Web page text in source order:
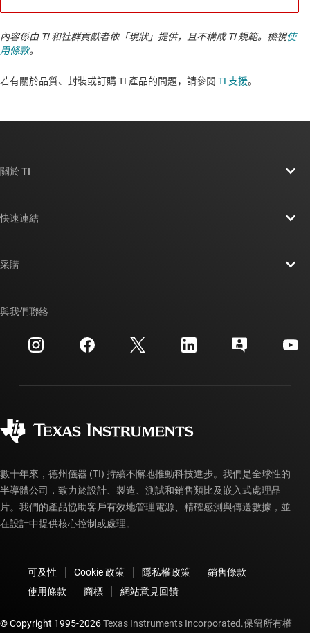
內容係由 TI 和社群貢獻者依「現狀」提供，且不構成 TI 規範。檢視使
用條款。
若有關於品質、封裝或訂購 TI 產品的問題，請參閱 TI 支援。​​​​​​​​​​​​​​
關於 TI
投資人關系
製造
快速連結
交互參考搜索
客戶支援中心
myTI 帳戶常見問題解答
采購
訂購 FAQ
與我們聯絡
數十年來，德州儀器 (TI) 持續不懈地推動科技進步。我們是全球性的
半導體公司，致力於設計、製造、測試和銷售類比及嵌入式處理晶
片。我們的產品協助客戶有效地管理電源、精確感測與傳送數據，並
在設計中提供核心控制或處理。
可及性 Cookie 政策 隱私權政策
銷售條款
使用條款
商標 網站意見回饋
© Copyright 1995-2026Texas Instruments Incorporated.保留所有權